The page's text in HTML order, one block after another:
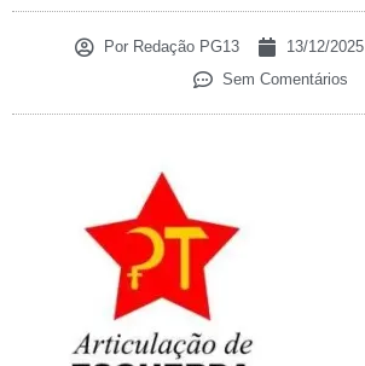
PorRedação PG13 13/12/2025
Sem Comentários